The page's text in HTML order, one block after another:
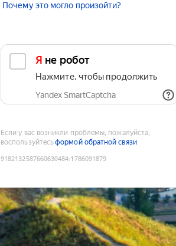
Почему это могло произойти?
Я не робот
Нажмите, чтобы продолжить
Yandex SmartCaptcha
Если у вас возникли проблемы, пожалуйста,
воспользуйтесьформой обратной связи
9182132587660630484:1786091879